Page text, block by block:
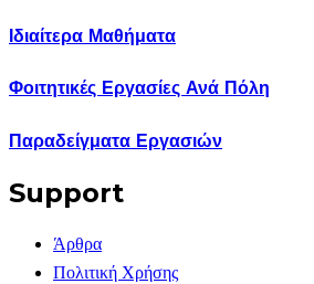
Ιδιαίτερα Μαθήματα
Φοιτητικές Εργασίες Ανά Πόλη
Παραδείγματα Εργασιών
Support
Άρθρα
Πολιτική Χρήσης